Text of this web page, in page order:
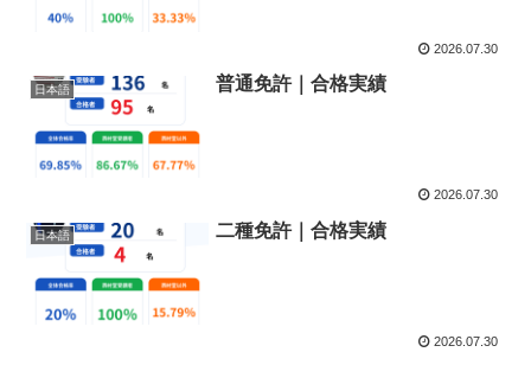
2026.07.30
日本語 普通免許｜合格実績
2026.07.30
日本語 二種免許｜合格実績
2026.07.30